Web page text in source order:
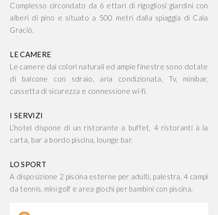
Complesso circondato da 6 ettari di rigogliosi giardini con
alberi di pino e situato a 500 metri dalla spiaggia di Cala
Graciò.
LE CAMERE
Le camere dai colori naturali ed ampie finestre sono dotate
di balcone con sdraio, aria condizionata, Tv, minibar,
cassetta di sicurezza e connessione wi-fi.
I SERVIZI
L’hotel dispone di un ristorante a buffet, 4 ristoranti à la
carta, bar a bordo piscina, lounge bar.
LO SPORT
A disposizione 2 piscina esterne per adulti, palestra, 4 campi
da tennis, mini golf e area giochi per bambini con piscina.